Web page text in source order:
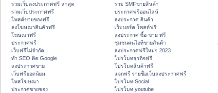
รวมเว็บลงประกาศฟรี ล่าสุด
รวมเว็บประกาศฟรี
โพสต์ขายของฟรี
ลงโฆษณาสินค้าฟรี
โฆษณาฟรี
ประกาศฟรี
เว็บฟรีไม่จำกัด
ทำ SEO ติด Google
ลงประกาศขาย
เว็บฟรียอดนิยม
โพสโฆษณา
ประกาศขายของ
รวม SMFขายสินค้า
ประกาศฟรีออนไลน์
ลงประกาศ สินค้า
เว็บบอร์ด โพสต์ฟรี
ลงประกาศ ซื้อ-ขาย ฟรี
ชุมชนคนไอทีขายสินค้า
ลงประกาศฟรีใหม่ๆ 2023
โปรโมทธุรกิจฟรี
โปรโมทสินค้าฟรี
แจกฟรี รายชื่อเว็บลงประกาศฟรี
โปรโมท Social
โปรโมท youtube